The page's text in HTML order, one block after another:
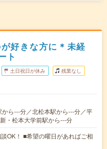
好きな方に＊未経
ト
土日祝日が休み 残業なし
ら---分／北松本駅から---分／平
・松本大学前駅から---分
OK！ ■希望の曜日があればご相